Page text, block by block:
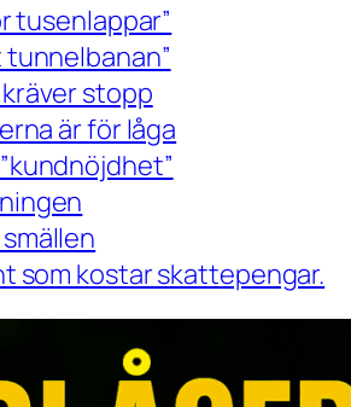
tusenlappar”
stopp
är för låga
som kostar skattepengar.